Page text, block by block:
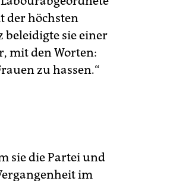
der höchsten
sie einer
mit den Worten:
zu hassen.“
sie die Partei und
im